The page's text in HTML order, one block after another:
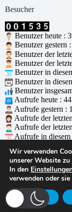
Besucher
Benutzer heute :
Benutzer gestern
Benutzer der
Benutzer der
Benutzer in
Benutzer in
Benutzer
Aufrufe heute : 44
Aufrufe gestern :
Aufrufe der
Aufrufe der
Aufrufe in
Aufrufe
Wer ist online : 0
Unterstützt durchWPS
© 2026 - WordPress
In Gedenken an
27.01.2025)
Wir verwenden
unserer Website zu
In den
verwenden oder
Zustimmen